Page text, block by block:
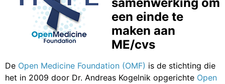
een einde te
maken aan
ME/cvs
De Open Medicine Foundation (OMF) is de stichting die
het in 2009 door Dr. Andreas Kogelnik opgerichte Open